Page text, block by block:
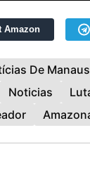
Amazon
De Manaus
Noticias